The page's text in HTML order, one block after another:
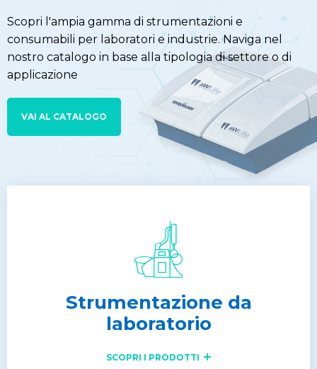
Scopri l'ampia gamma di strumentazioni e
consumabili per laboratori e industrie. Naviga nel
nostro catalogo in base alla tipologia di settore o di
applicazione
VAI AL CATALOGO
Strumentazione da
laboratorio
SCOPRI I PRODOTTI